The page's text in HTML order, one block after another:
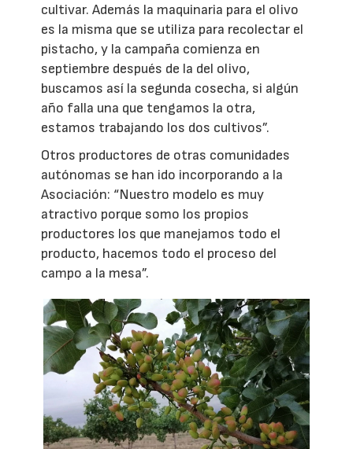
cultivar. Además la maquinaria para el olivo
es la misma que se utiliza para recolectar el
pistacho, y la campaña comienza en
septiembre después de la del olivo,
buscamos así la segunda cosecha, si algún
año falla una que tengamos la otra,
estamos trabajando los dos cultivos”.
Otros productores de otras comunidades
autónomas se han ido incorporando a la
Asociación: “Nuestro modelo es muy
atractivo porque somo los propios
productores los que manejamos todo el
producto, hacemos todo el proceso del
campo a la mesa”.